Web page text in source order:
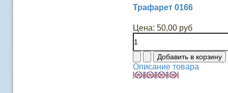
Трафарет 0166
Цена: 50,00 руб
Описание товара